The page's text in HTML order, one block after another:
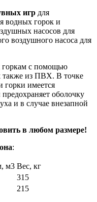
игр для
водных горок и
насосов для
воздушного насоса для
горкам с помощью
также из ПВХ. В точке
горки имеется
оболочку
и в случае внезапной
в любом размере!
:
м3 Вес, кг
315
215